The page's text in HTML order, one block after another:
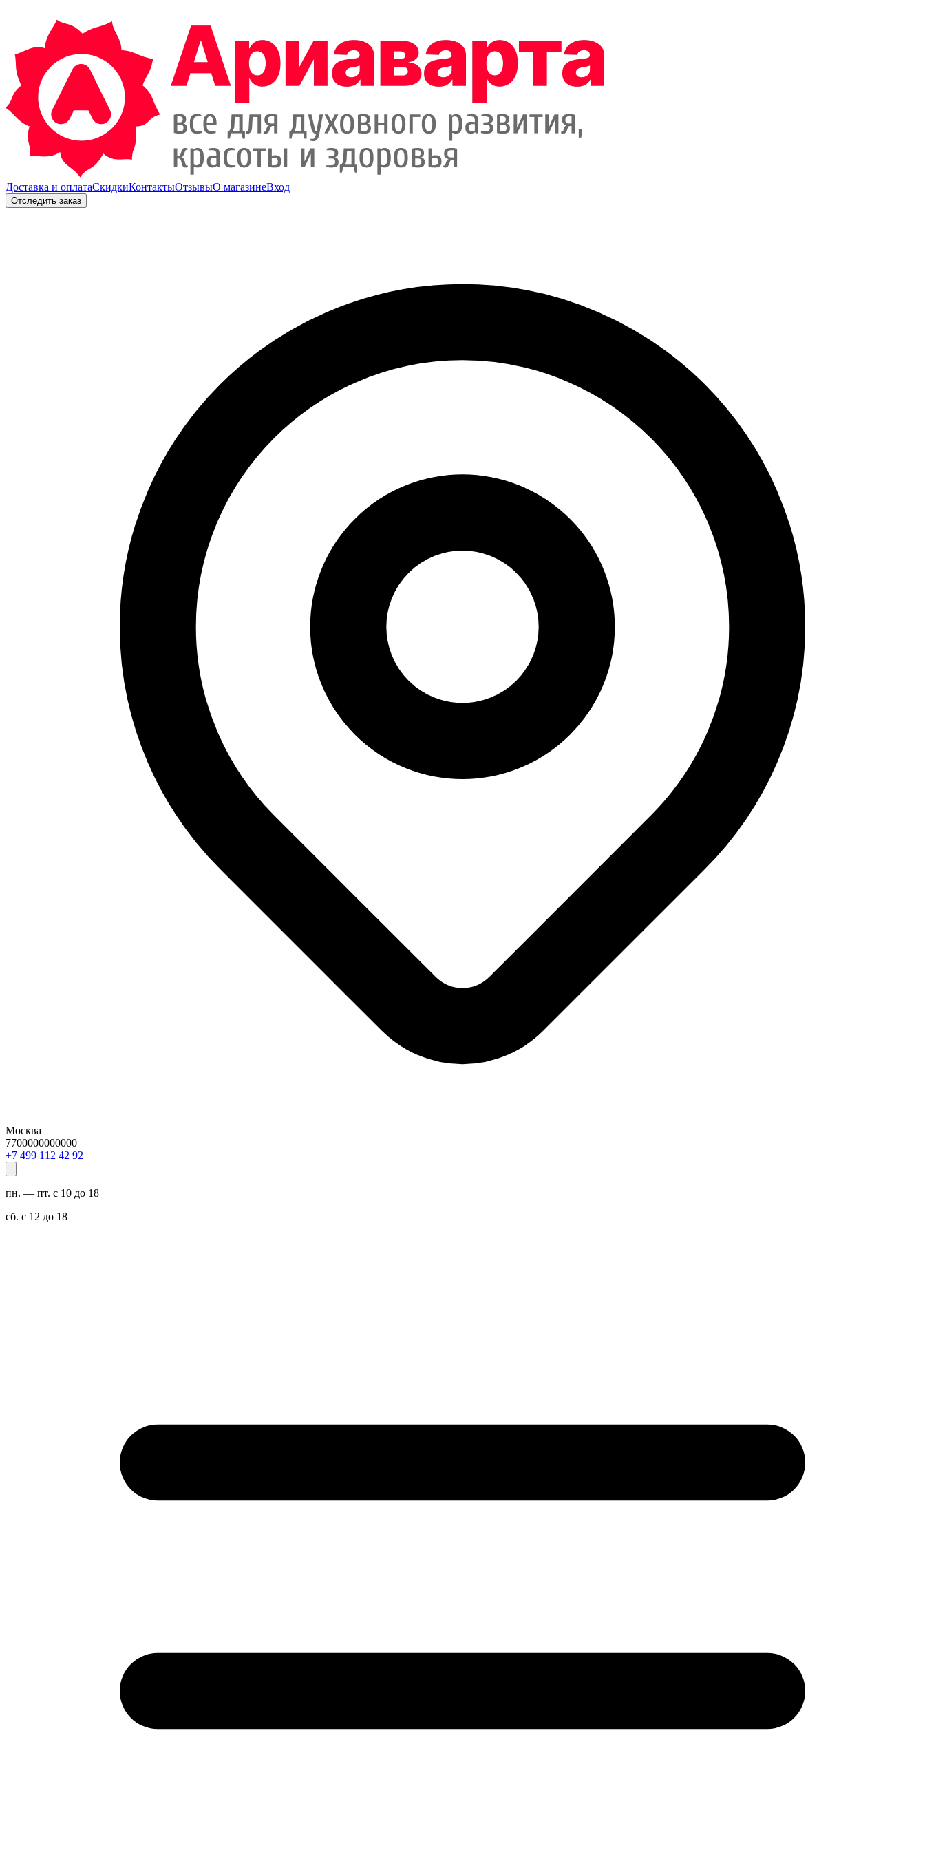
Доставка и оплатаСкидкиКонтактыОтзывыО магазинеВход
Отследить заказ
Москва
7700000000000
29 24 211 994 7+
пн. — пт. с 10 до 18
сб. с 12 до 18